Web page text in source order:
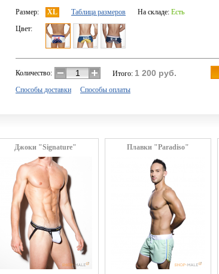
Размер: XL Таблица размеров На складе: Есть
Цвет:
Количество: Итого: 1 200 руб.
Способы доставки Способы оплаты
Джоки "Signature" Плавки "Paradiso"